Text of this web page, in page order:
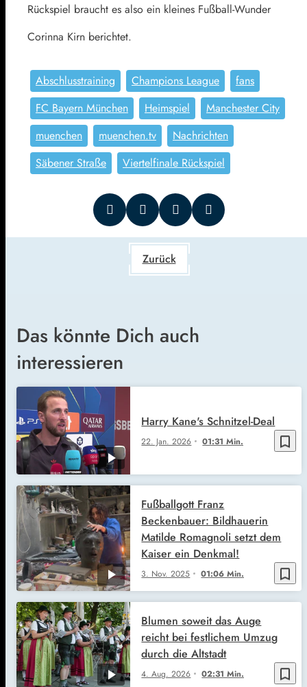
Rückspiel braucht es also ein kleines Fußball-Wunder
Corinna Kirn berichtet.
Abschlusstraining Champions League
fans
FC Bayern München
Heimspiel
Manchester City
muenchen
muenchen.tv
Nachrichten
Säbener Straße
Viertelfinale Rückspiel
Zurück
Das könnte Dich auch
interessieren
bookmark_border
22. Jan. 2026 01:31 Min.
Harry Kane's Schnitzel-Deal
bookmark_border
3. Nov. 2025 01:06 Min.
Fußballgott Franz
Beckenbauer: Bildhauerin
Matilde Romagnoli setzt dem
Kaiser ein Denkmal!
bookmark_border
4. Aug. 2026 02:31 Min.
Blumen soweit das Auge
reicht bei festlichem Umzug
durch die Altstadt